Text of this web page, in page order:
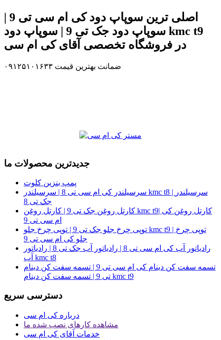
سوپاپ دود جک تی 9 | سوپاپ دود kmc t9
در فروشگاه تخصصی آقای کی ام سی
ضمانت بهترین قیمت ۰۹۱۲۵۱۰۱۶۳۳
جدیدترین محصولات ما
پمپ بنزین کلوت
سرسیلندر کی ام سی تی 8 | سرسیلندر kmc t8 | سرسیلندر
جک تی 8
کارتل روغن جک تی 9 | کارتل روغن kmc t9| کارتل روغن کی
ام سی تی 9
توپی چرخ جلو جک تی 9 | توپی چرخ جلو kmc t9 | توپی چرخ
جلو کی ام سی تی 9
رادیاتور آب کی ام سی تی 8 | رادیاتور آب جک تی 8 | رادیاتور
آب kmc t8
تسمه سفت کن دینام کی ام سی تی 9 | تسمه سفت کن دینام
تی 9 | تسمه سفت کن دینام kmc t9
دسترسی سریع
درباره کی ام سی
مشاهده کارهای نصب شده ما
خدمات آقای کی ام سی